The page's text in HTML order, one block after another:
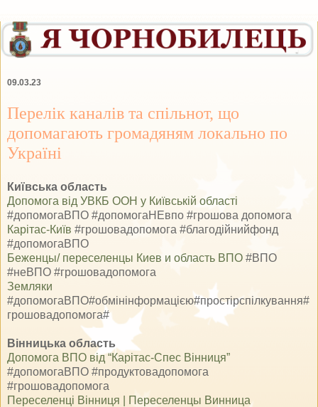
09.03.23
Перелік каналів та спільнот, що
допомагають громадяням локально по
Україні
Київська область
Допомога від УВКБ ООН у Київській області
#допомогаВПО #допомогаНЕвпо #грошова допомога
Карітас-Київ #грошовадопомога #благодійнийфонд
#допомогаВПО
Беженцы/ переселенцы Киев и область ВПО #ВПО
#неВПО #грошовадопомога
Земляки
#допомогаВПО#обмінінформацією#простірспілкування#
грошовадопомога#
Вінницька область
Допомога ВПО від “Карітас-Спес Вінниця”
#допомогаВПО #продуктовадопомога
#грошовадопомога
Переселенці Вінниця | Переселенцы Винница